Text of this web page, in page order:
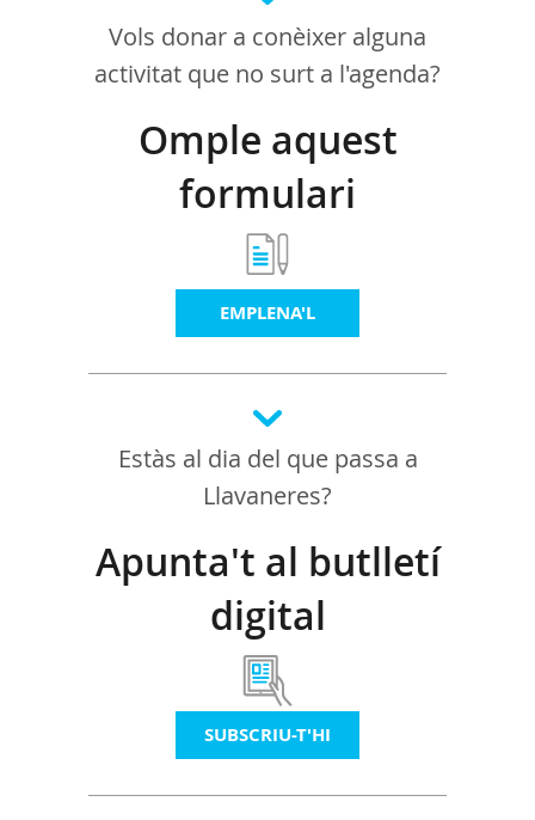
Vols donar a conèixer alguna
activitat que no surt a l'agenda?
Omple aquest
formulari
EMPLENA'L
Estàs al dia del que passa a
Llavaneres?
Apunta't al butlletí
digital
SUBSCRIU-T'HI